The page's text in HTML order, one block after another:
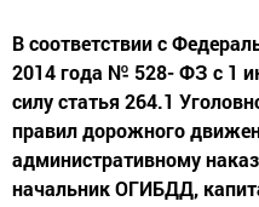
В соответствии с
2014 года № 528- ФЗ с 1
силу статья 264.1
правил дорожного
административному
начальник ОГИБДД,